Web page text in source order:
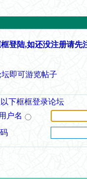
登陆,如还没注册请先
即可游览帖子
下框框登录论坛
用户名